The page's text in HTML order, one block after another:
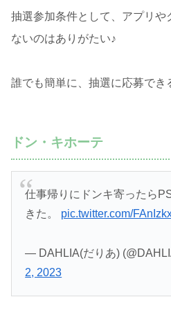
抽選参加条件として、アプリや
ないのはありがたい♪
誰でも簡単に、抽選に応募で
ドン・キホーテ
仕事帰りにドンキ寄ったら
きた。 pic.twitter.com/
— DAHLIA(だりあ)
2, 2023